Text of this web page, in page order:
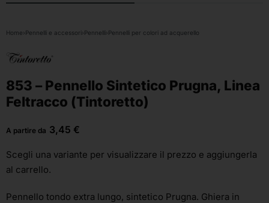
Home›Pennelli e accessori›Pennelli›Pennelli per colori ad acquerello
853 – Pennello Sintetico Prugna, Linea
Feltracco (Tintoretto)
A partire da 3,45 €
Scegli una variante per visualizzare il prezzo e aggiungerla
al carrello.
Pennello tondo extra lungo, sintetico Prugna. Ghiera in